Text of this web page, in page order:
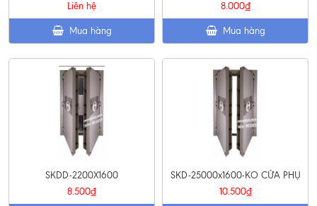
Liên hệ
Mua hàng
8.000₫
Mua hàng
SKDD-2200X1600
8.500₫
SKD-25000x1600-KO CỬA PHỤ
10.500₫